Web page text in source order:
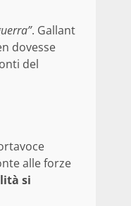
. Gallant
dovesse
del
alle forze
si